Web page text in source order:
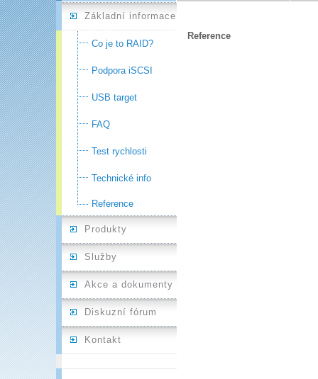
Základní informace
Co je to RAID?
Podpora iSCSI
USB target
FAQ
Test rychlosti
Technické info
Reference
Produkty
Služby
Akce a dokumenty
Diskuzní fórum
Kontakt
Reference